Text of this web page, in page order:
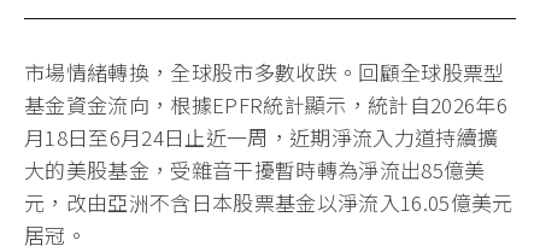
市場情緒轉換，全球股市多數收跌。回顧全球股票型
基金資金流向，根據EPFR統計顯示，統計自2026年6
月18日至6月24日止近一周，近期淨流入力道持續擴
大的美股基金，受雜音干擾暫時轉為淨流出85億美
元，改由亞洲不含日本股票基金以淨流入16.05億美元
居冠。